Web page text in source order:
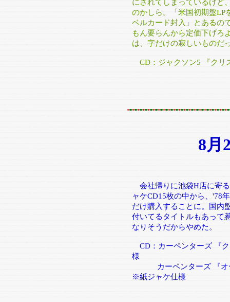
にされてしまっているけど
のかしら。「米国初期盤LP
ベルカード封入」とあるの
もん要らんから定価下げろ
は、字だけの寂しいものだ
CD：ジャクソン5 『クリ
8月
会社帰りに池袋H店に寄
ャケCD15枚の中から、'78
だけ購入することに。国内
付いてるタイトルもあって
なりそうだからやめた。
CD：カーペンターズ 『
様
カーペンターズ 『オー
※紙ジャケ仕様